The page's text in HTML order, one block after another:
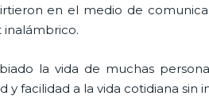
en el medio de
la vida de muchas
y facilidad a la vida cotidiana